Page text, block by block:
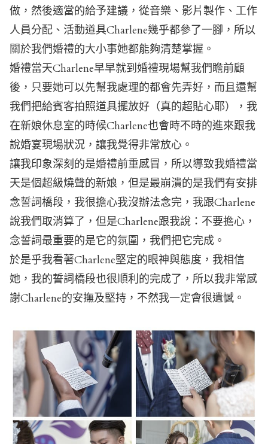
做，然後適當的給予建議，從音樂、影片製作、工作
人員分配、活動道具Charlene幾乎都參了一腳，所以
關於我們婚禮的大小事她都能夠清楚掌握。
婚禮當天Charlene早早就到婚禮現場幫我們瞻前顧
後，只要她可以先幫我處理的都會先弄好，而且還幫
我們把給賓客拍照道具擺放好（真的超貼心耶），我
在新娘休息室的時候Charlene也會時不時的進來跟我
說婚宴現場狀況，讓我覺得非常放心。
讓我印象深刻的是婚禮前重感冒，所以導致我婚禮當
天是個超級燒聲的新娘，但是最崩潰的是我們有安排
念誓詞橋段，我很擔心我沒辦法念完，我跟Charlene
說我們取消算了，但是Charlene跟我說：不要擔心，
念誓詞最重要的是它的氛圍，我們把它完成。
於是乎我看著Charlene堅定的眼神與態度，我相信
她，我的誓詞橋段也很順利的完成了，所以我非常感
謝Charlene的安撫及堅持，不然我一定會很遺憾。